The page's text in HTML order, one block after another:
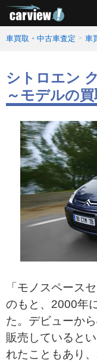
車買取・中古車査定 車
シトロエン
～モデルの
「モノスペース
のもと、2000年
た。デビューか
販売していると
れたこともあり